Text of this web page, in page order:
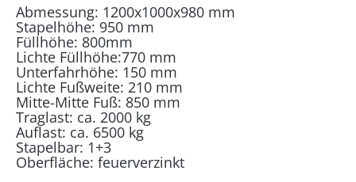
Abmessung: 1200x1000x980 mm
Stapelhöhe: 950 mm
Füllhöhe: 800mm
Lichte Füllhöhe:770 mm
Unterfahrhöhe: 150 mm
Lichte Fußweite: 210 mm
Mitte-Mitte Fuß: 850 mm
Traglast: ca. 2000 kg
Auflast: ca. 6500 kg
Stapelbar: 1+3
Oberfläche: feuerverzinkt